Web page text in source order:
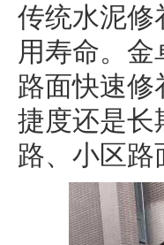
传统水泥修
用寿命。
路面快速
捷度还是长
路、小区路